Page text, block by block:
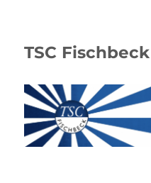
TSC Fischbeck